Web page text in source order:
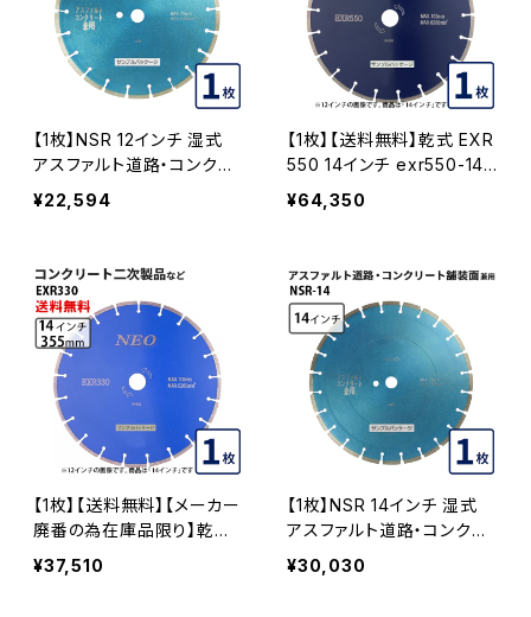
【1枚】NSR 12インチ 湿式
アスファルト道路・コンクリ
ート舗装面兼用 一般道路
カッター切断専用 nsr-12
ーブレード 刃 NSR-12
¥22,594
【1枚】【送料無料】乾式 EXR
550 14インチ exr550-14
硬質コンクリート・みかげ石
など切断用 ダイヤモンドブ
¥64,350
【1枚】【送料無料】【メーカー
廃番の為在庫品限り】乾式
EXR330 14インチ コンクリ
ート二次製品などの切断 ダ
¥37,510
【1枚】NSR 14インチ 湿式
アスファルト道路・コンクリ
ート舗装面兼用 一般道路
カッター専用 nsr-14 ダイヤ
¥30,030